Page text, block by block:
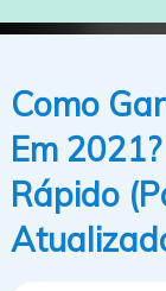
Como
Em
Rápido